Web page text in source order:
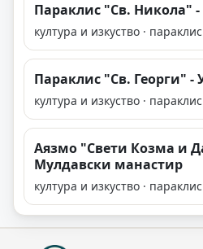
Параклис "Св. Никола"
култура и изкуство ·
Параклис "Св. Георги" -
култура и изкуство ·
Аязмо "Свети Козма и
Мулдавски манастир
култура и изкуство ·